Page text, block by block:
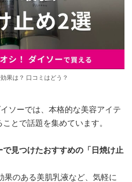
果は？ 口コミはどう？
ソーでは、本格的な美容アイテ
とで話題を集めています。
見つけたおすすめの「日焼け止
果のある美肌乳液など、気軽に